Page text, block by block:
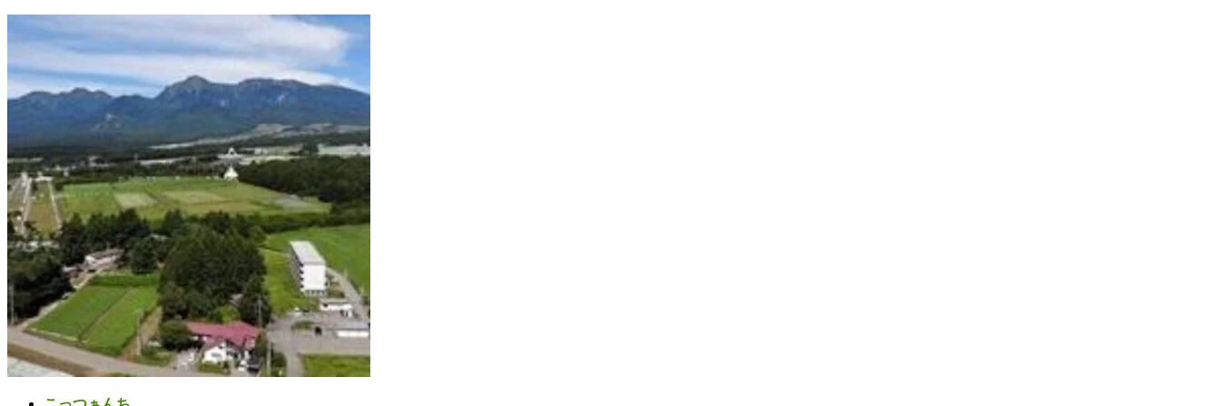
ン
ツ
ス
キ
ッ
プ
ー
シ
ン
に
移
動